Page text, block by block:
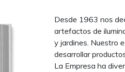
Desde 1963 nos
artefactos de
y jardines. Nuestro
desarrollar
La Empresa ha